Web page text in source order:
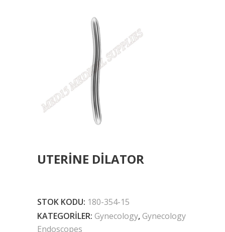
UTERINE DILATOR
STOK KODU: 180-354-15
KATEGORILER: Gynecology,Gynecology
Endoscopes